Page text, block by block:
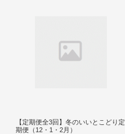
【定期便全3回】冬のいいとこどり定
期便（12・1・2月）